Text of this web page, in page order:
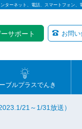
ターネット、電話、スマートフォン、
サポート お問
ブルプラスでんき
21～1/31放送）